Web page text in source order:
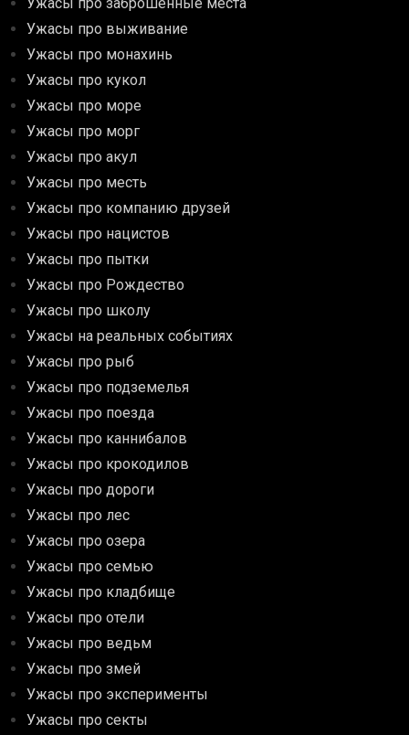
Ужасы про выживание
Ужасы про монахинь
Ужасы про кукол
Ужасы про море
Ужасы про морг
Ужасы про акул
Ужасы про месть
Ужасы про компанию друзей
Ужасы про нацистов
Ужасы про пытки
Ужасы про Рождество
Ужасы про школу
Ужасы на реальных событиях
Ужасы про рыб
Ужасы про подземелья
Ужасы про поезда
Ужасы про каннибалов
Ужасы про крокодилов
Ужасы про дороги
Ужасы про лес
Ужасы про озера
Ужасы про семью
Ужасы про кладбище
Ужасы про отели
Ужасы про ведьм
Ужасы про змей
Ужасы про эксперименты
Ужасы про секты